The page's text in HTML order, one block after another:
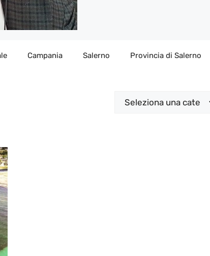
Campania Salerno Provincia di Salerno
Categorie